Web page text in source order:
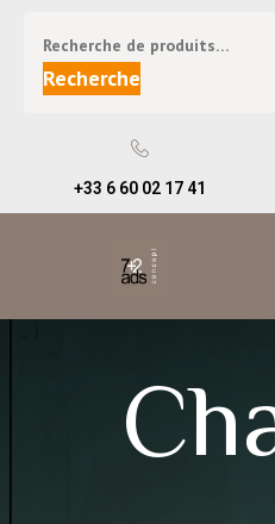
Recherche
+33 6 60 02 17 41